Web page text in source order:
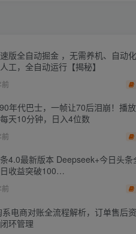
版全自动掘金 ，无需养机、自动
工，全自动运行【揭秘】
前
年代巴士，一帧让70后泪崩！播
天10分钟，日入4位数
前
4.0最新版本 Deepseek+今日头条
收益突破100…
前
电商对账全流程解析，订单售后
环管理